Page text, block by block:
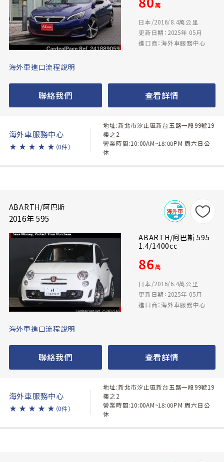
萬
日本/2016/8.4萬公里
更新日期：2025年 05月
進口商：海外車服務中心
海外車進口流程說明
聯絡我們 查看詳情
海外車服務中心
★ ★ ★ ★ ★ （0件）
地址:新北市汐止區新台五路一段99號19
樓之2
營業時間:10:00AM~18:00PM 周六日公
休
ABARTH/阿巴斯
2016年 595
ABARTH/阿巴斯 595
1.4/1400cc
86萬
日本/2016/6.4萬公里
更新日期：2025年 05月
進口商：海外車服務中心
海外車進口流程說明
聯絡我們 查看詳情
海外車服務中心
★ ★ ★ ★ ★ （0件）
地址:新北市汐止區新台五路一段99號19
樓之2
營業時間:10:00AM~18:00PM 周六日公
休